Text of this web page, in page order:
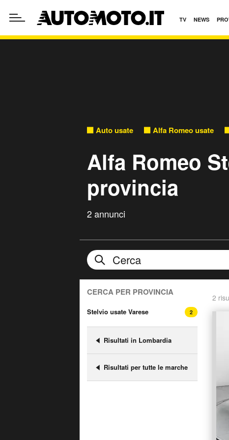
TV NEWS
Auto usate Alfa Romeo usate
Alfa Romeo
provincia
2 annunci
CERCA PER PROVINCIA
Stelvio usate Varese 2
Risultati in Lombardia
Risultati per tutte le marche
2